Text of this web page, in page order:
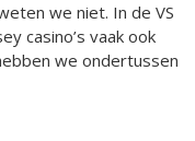
we niet. In de VS
casino’s vaak ook
we ondertussen